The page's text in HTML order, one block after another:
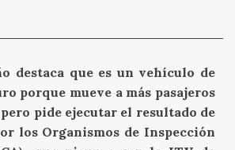
destaca que es un vehículo de
porque mueve a más pasajeros
pide ejecutar el resultado de
los Organismos de Inspección